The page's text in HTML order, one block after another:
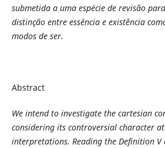
submetida a uma espécie de revisão
distinção entre essência e existência
modos de ser.
Abstract
We intend to investigate the cartesian
considering its controversial character
interpretations. Reading the Definition V